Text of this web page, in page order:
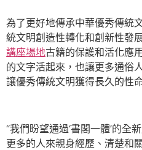
為了更好地傳承中華優秀傳統
統文明創造性轉化和創新性發
講座場地古籍的保護和活化應
的文字活起來，也讓更多通俗
讓優秀傳統文明獲得長久的性
“我們盼望通過‘書閣一體’的全
更多的人來親身經歷、清楚和